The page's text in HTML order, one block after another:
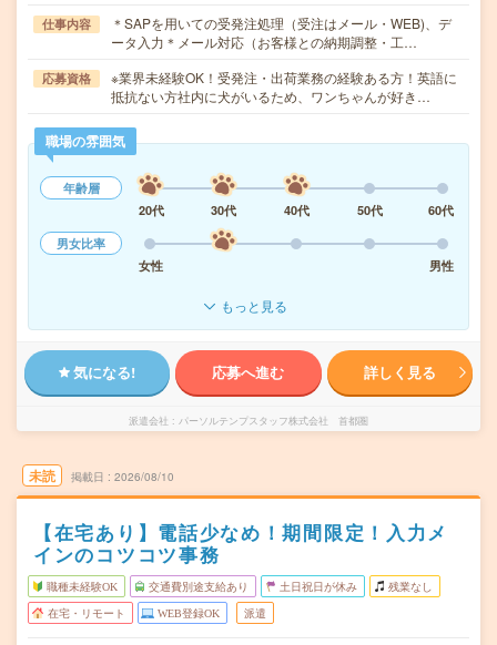
仕事内容
＊SAPを用いての受発注処理（受注はメール・WEB)、デ
ータ入力＊メール対応（お客様との納期調整・工…
応募資格
※業界未経験OK！受発注・出荷業務の経験ある方！英語に
抵抗ない方社内に犬がいるため、ワンちゃんが好き…
職場の雰囲気
年齢層
20代
30代 40代 50代
60代
男女比率
女性
男性
もっと見る
気になる! 応募へ進む 詳しく見る
派遣会社 パーソルテンプスタッフ株式会社 首都圏
未読 掲載日 2026/08/10
【在宅あり】電話少なめ！期間限定！入力メ
インのコツコツ事務
職種未経験OK 交通費別途支給あり 土日祝日が休み 残業なし
在宅・リモート WEB登録OK 派遣